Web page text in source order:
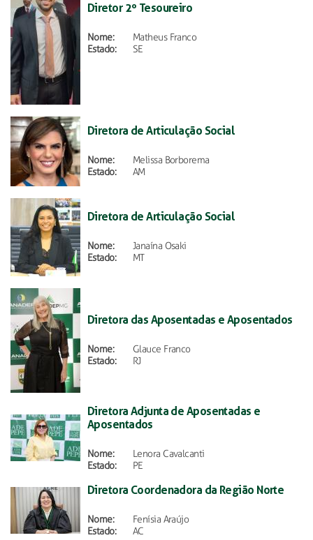
Diretor 2º Tesoureiro
Nome:
Matheus Franco
Estado:
SE
Diretora de Articulação Social
Nome:
Melissa Borborema
Estado:
AM
Diretora de Articulação Social
Nome:
Janaína Osaki
Estado:
MT
Diretora das Aposentadas e Aposentados
Nome:
Glauce Franco
Estado:
RJ
Diretora Adjunta de Aposentadas e
Aposentados
Nome:
Lenora Cavalcanti
Estado:
PE
Diretora Coordenadora da Região Norte
Nome:
Fenísia Araújo
Estado:
AC